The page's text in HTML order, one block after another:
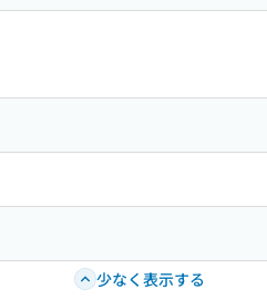
少なく表示する